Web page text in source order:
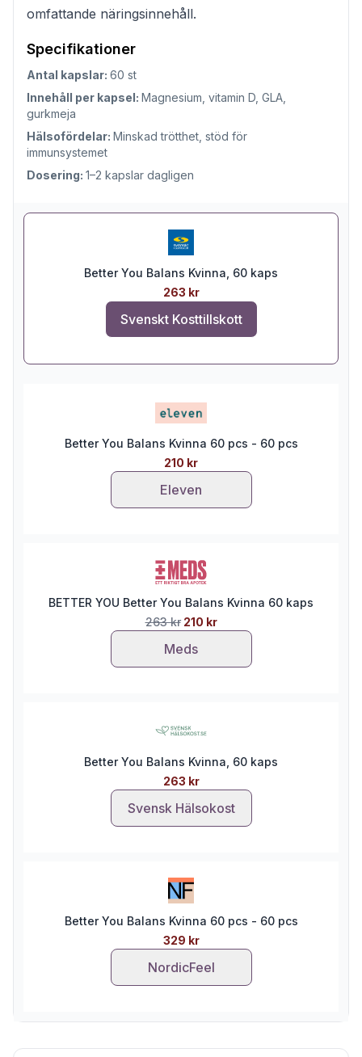
omfattande näringsinnehåll.
Specifikationer
Antal kapslar: 60 st
Innehåll per kapsel: Magnesium, vitamin D, GLA,
gurkmeja
Hälsofördelar: Minskad trötthet, stöd för
immunsystemet
Dosering: 1–2 kapslar dagligen
Better You Balans Kvinna, 60 kaps
263 kr
Svenskt Kosttillskott
Better You Balans Kvinna 60 pcs - 60 pcs
210 kr
Eleven
BETTER YOU Better You Balans Kvinna 60 kaps
263 kr 210 kr
Meds
Better You Balans Kvinna, 60 kaps
263 kr
Svensk Hälsokost
Better You Balans Kvinna 60 pcs - 60 pcs
329 kr
NordicFeel